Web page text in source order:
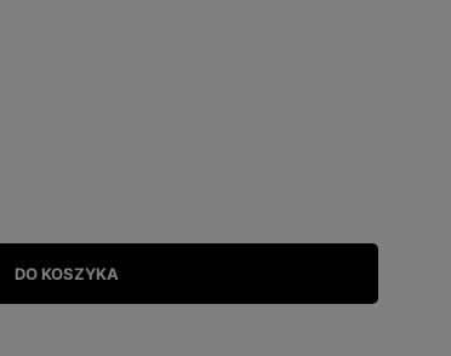
DO KOSZYKA